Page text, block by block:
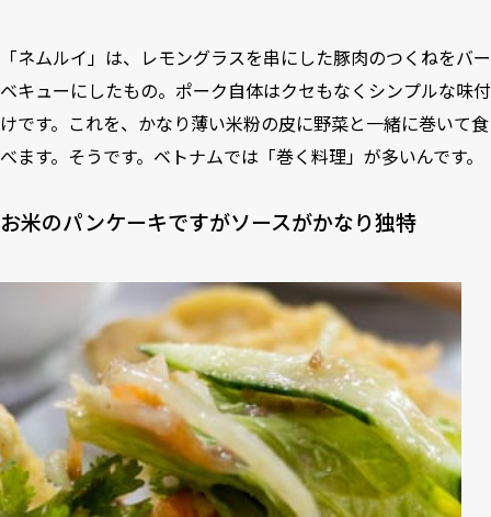
「ネムルイ」は、レモングラスを串にした豚肉のつくねをバー
ベキューにしたもの。ポーク自体はクセもなくシンプルな味付
けです。これを、かなり薄い米粉の皮に野菜と一緒に巻いて食
べます。そうです。ベトナムでは「巻く料理」が多いんです。
お米のパンケーキですがソースがかなり独特